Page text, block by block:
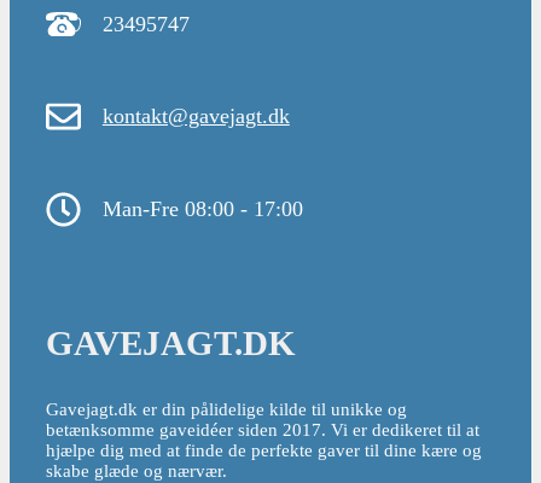
23495747
kontakt@gavejagt.dk
Man-Fre 08:00 - 17:00
GAVEJAGT.DK
Gavejagt.dk er din pålidelige kilde til unikke og
betænksomme gaveidéer siden 2017. Vi er dedikeret til at
hjælpe dig med at finde de perfekte gaver til dine kære og
skabe glæde og nærvær.